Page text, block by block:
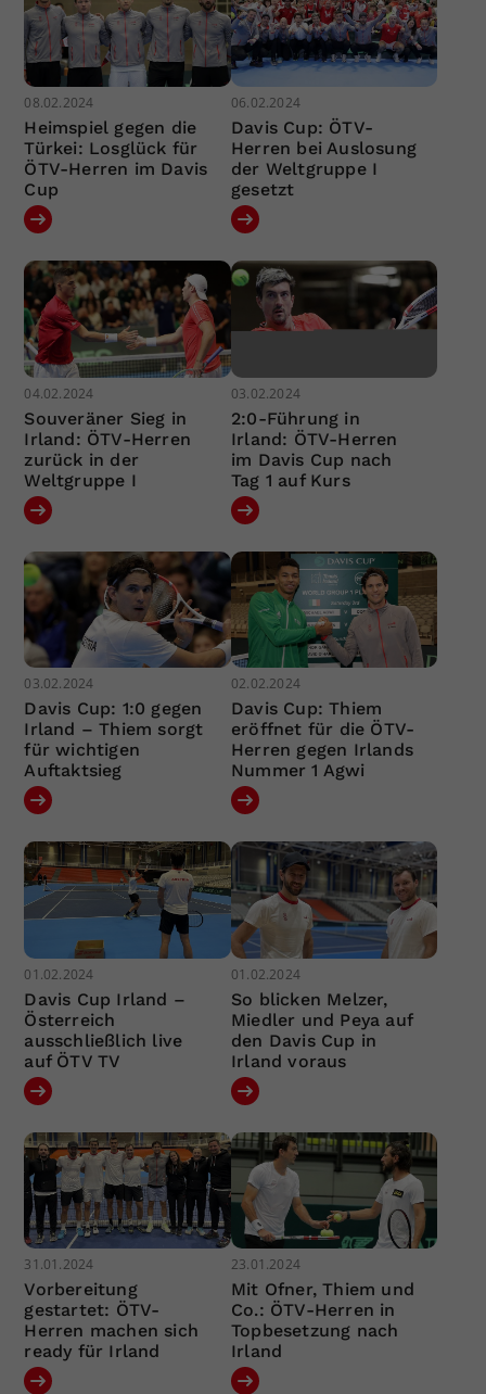
08.02.2024
Heimspiel gegen die
Türkei: Losglück für
ÖTV-Herren im Davis
Cup
06.02.2024
Davis Cup: ÖTV-
Herren bei Auslosung
der Weltgruppe I
gesetzt
04.02.2024
Souveräner Sieg in
Irland: ÖTV-Herren
zurück in der
Weltgruppe I
03.02.2024
2:0-Führung in
Irland: ÖTV-Herren
im Davis Cup nach
Tag 1 auf Kurs
03.02.2024
Davis Cup: 1:0 gegen
Irland – Thiem sorgt
für wichtigen
Auftaktsieg
02.02.2024
Davis Cup: Thiem
eröffnet für die ÖTV-
Herren gegen Irlands
Nummer 1 Agwi
01.02.2024
Davis Cup Irland –
Österreich
ausschließlich live
auf ÖTV TV
01.02.2024
So blicken Melzer,
Miedler und Peya auf
den Davis Cup in
Irland voraus
31.01.2024
Vorbereitung
gestartet: ÖTV-
Herren machen sich
ready für Irland
23.01.2024
Mit Ofner, Thiem und
Co.: ÖTV-Herren in
Topbesetzung nach
Irland